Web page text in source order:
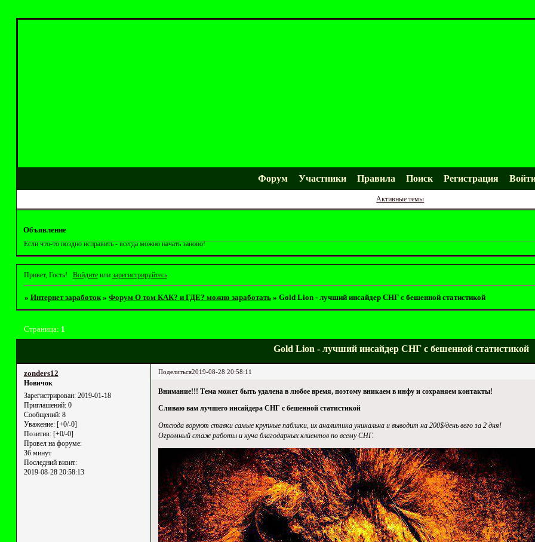
Форум Участники Правила Поиск Регистрация
Активные темы
Объявление
Если что-то поздно исправить - всегда можно начать заново!
Привет, Гость! Войдитеили зарегистрируйтесь.
» Интернет заработок » Форум О том КАК? и ГДЕ? можно заработать » Gold Lion - лучший инсайдер СНГ с бешенной статистикой
Gold Lion - лучший инсайдер СНГ с бешенной статистикой
Страница: 1
Поделиться2019-08-28 20:58:11
zonders12
Новичок
Зарегистрирован: 2019-01-18
Приглашений:0
Сообщений:8
Уважение: [+0/-0]
Позитив: [+0/-0]
Провел на форуме:
36 минут
Последний визит:
2019-08-28 20:58:13
Внимание!!! Тема может быть удалена в любое время, поэтому вникаем в инфу и сохраняем контакты!
Сливаю вам лучшего инсайдера СНГ с бешенной статистикой
Отсюда воруют ставки самые крупные паблики, их аналитика уникальна и выводит на 200$/день вего за 2 дня!
Огромный стаж работы и куча благодарных клиентов по всему СНГ.